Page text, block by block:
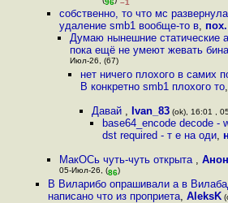
96 –1
собственно, то что мс
удаление smb1 вообще-то в, пох.
Думаю нынешние статические
пока ещё не умеют жевать
Июл-26, (67)
нет ничего плохого в самих
В конкретно smb1 плохого то,
Давай , Ivan_83(ok), 16:01 ,
base64_encode decode -
dst required - т е на оди,
МакОСь чуть-чуть открыта ,
05-Июл-26, (86)
В Виларибо опрашивали а в
написано что из проприета,AleksK